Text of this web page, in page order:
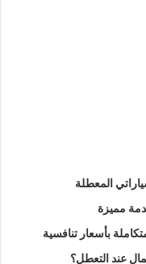
المعطلة
بأسعار تنافسية
عند التعطل؟